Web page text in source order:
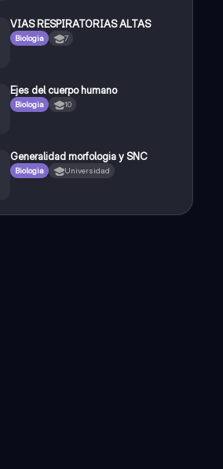
VIAS RESPIRATORIAS ALTAS
Biologia 7
Ejes del cuerpo humano
Biologia 10
Generalidad morfologia y SNC
Biologia Universidad